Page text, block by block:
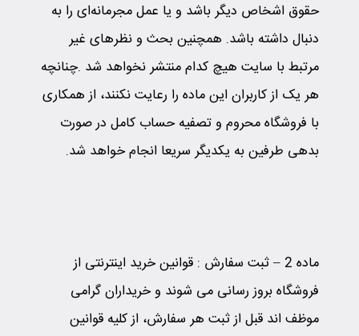
حقوق اشخاص دیگر باشد و یا عمل مجرمانه‌ای را به
دنبال داشته باشد. همچنین بحث و نظرهای غیر
مرتبط با سایت هیچ کدام منتشر نخواهد شد .چنانچه
هر یک از کاربران این ماده را رعایت نکنند، از همکاری
با فروشگاه محروم و تصفیه حساب کامل در صورت
بدهی طرفین به یکدیگر سریعا انجام خواهد شد.
ماده 2 – ثبت سفارش : قوانین خرید اینترنتی از
فروشگاه بروز رسانی می شوند و خریداران گرامی
موظف اند قبل از ثبت هر سفارش، از کلیه قوانین